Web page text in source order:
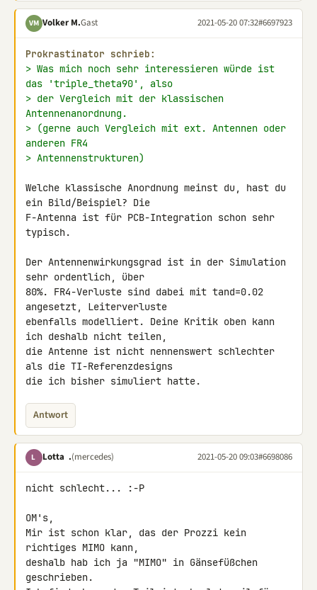
VM Volker M.Gast 2021-05-20 07:32#6697923
Prokrastinator schrieb:
> Was mich noch sehr interessieren würde ist
das 'triple_theta90', also
> der Vergleich mit der klassischen
Antennenanordnung.
> (gerne auch Vergleich mit ext. Antennen oder
anderen FR4
> Antennenstrukturen)
Welche klassische Anordnung meinst du, hast du
ein Bild/Beispiel? Die
F-Antenna ist für PCB-Integration schon sehr
typisch.
Der Antennenwirkungsgrad ist in der Simulation
sehr ordentlich, über
80%. FR4-Verluste sind dabei mit tand=0.02
angesetzt, Leiterverluste
ebenfalls modelliert. Deine Kritik oben kann
ich deshalb nicht teilen,
die Antenne ist nicht nennenswert schlechter
als die TI-Referenzdesigns
die ich bisher simuliert hatte.
Antwort
L Lotta .(mercedes) 2021-05-20 09:03#6698086
nicht schlecht... :-P
OM's,
Mir ist schon klar, das der Prozzi kein
richtiges MIMO kann,
deshalb hab ich ja "MIMO" in Gänsefüßchen
geschrieben.